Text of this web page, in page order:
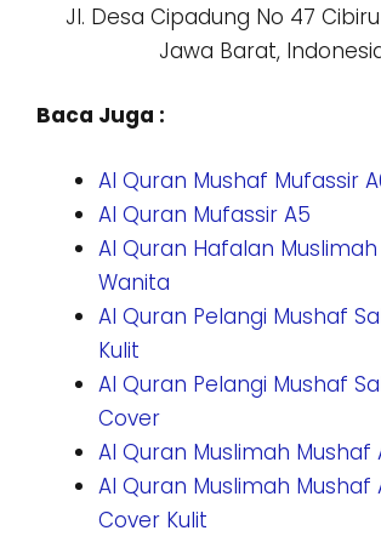
Jl. Desa Cipadung No 47
Jawa Barat,
Baca Juga :
Al Quran Mushaf Mufassir
Al Quran Mufassir A5
Al Quran Hafalan
Wanita
Al Quran Pelangi Mushaf
Kulit
Al Quran Pelangi Mushaf
Cover
Al Quran Muslimah Mushaf
Al Quran Muslimah Mushaf
Cover Kulit